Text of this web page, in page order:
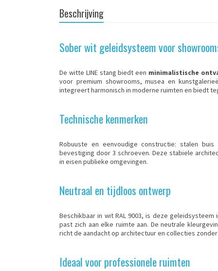
Beschrijving
Sober wit geleidsysteem voor
De witte LINE stang biedt een minimalistische
voor premium showrooms, musea en
integreert harmonisch in moderne ruimten en biedt
Technische kenmerken
Robuuste en eenvoudige constructie: stalen
bevestiging door 3 schroeven. Deze stabiele
in eisen publieke omgevingen.
Neutraal en tijdloos ontwerp
Beschikbaar in wit RAL 9003, is deze
past zich aan elke ruimte aan. De neutrale
richt de aandacht op architectuur en collecties
Ideaal voor professionele ruimten